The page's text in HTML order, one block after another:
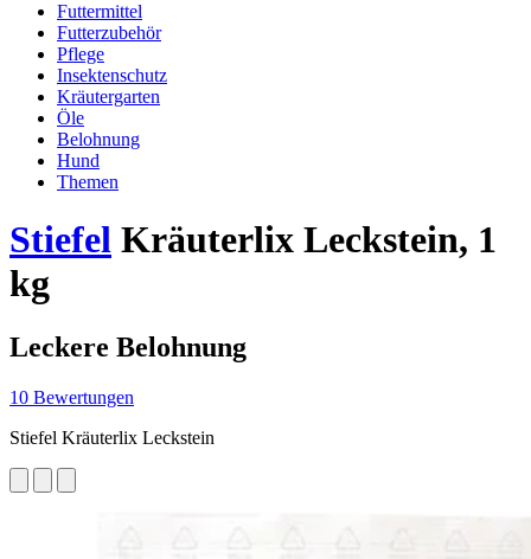
Futtermittel
Futterzubehör
Pflege
Insektenschutz
Kräutergarten
Öle
Belohnung
Hund
Themen
Stiefel Kräuterlix Leckstein, 1
kg
Leckere Belohnung
10 Bewertungen
Stiefel Kräuterlix Leckstein